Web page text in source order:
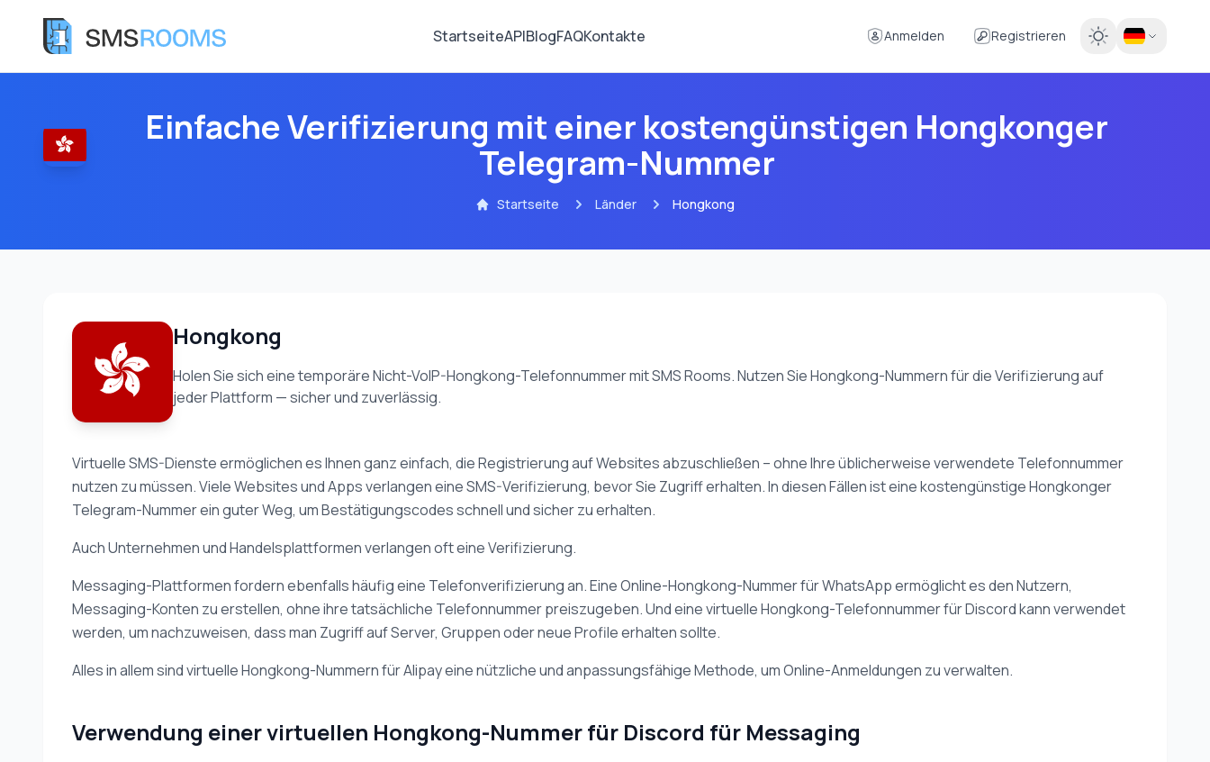
StartseiteAPIBlogFAQKontakte Anmelden Registrieren
Einfache Verifizierung mit einer kostengünstigen Hongkonger
Telegram-Nummer
Startseite Länder Hongkong
Hongkong
Holen Sie sich eine temporäre Nicht-VoIP-Hongkong-Telefonnummer mit SMS Rooms. Nutzen Sie Hongkong-Nummern für die Verifizierung auf
jeder Plattform — sicher und zuverlässig.
Virtuelle SMS-Dienste ermöglichen es Ihnen ganz einfach, die Registrierung auf Websites abzuschließen – ohne Ihre üblicherweise verwendete Telefonnummer
nutzen zu müssen. Viele Websites und Apps verlangen eine SMS-Verifizierung, bevor Sie Zugriff erhalten. In diesen Fällen ist eine kostengünstige Hongkonger
Telegram-Nummer ein guter Weg, um Bestätigungscodes schnell und sicher zu erhalten.
Auch Unternehmen und Handelsplattformen verlangen oft eine Verifizierung.
Messaging-Plattformen fordern ebenfalls häufig eine Telefonverifizierung an. Eine Online-Hongkong-Nummer für WhatsApp ermöglicht es den Nutzern,
Messaging-Konten zu erstellen, ohne ihre tatsächliche Telefonnummer preiszugeben. Und eine virtuelle Hongkong-Telefonnummer für Discord kann verwendet
werden, um nachzuweisen, dass man Zugriff auf Server, Gruppen oder neue Profile erhalten sollte.
Alles in allem sind virtuelle Hongkong-Nummern für Alipay eine nützliche und anpassungsfähige Methode, um Online-Anmeldungen zu verwalten.
Verwendung einer virtuellen Hongkong-Nummer für Discord für Messaging